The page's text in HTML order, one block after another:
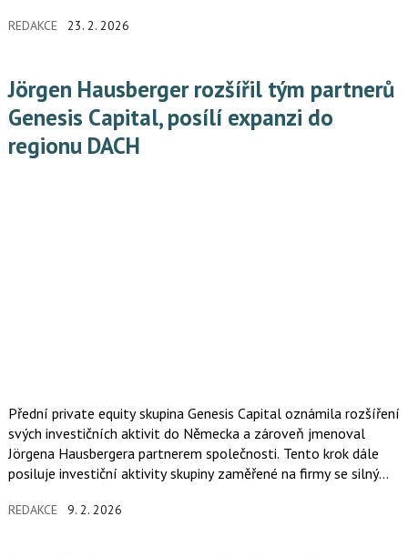
kvartále 2024.
REDAKCE 23. 2. 2026
Jörgen Hausberger rozšířil tým partnerů
Genesis Capital, posílí expanzi do
regionu DACH
Přední private equity skupina Genesis Capital oznámila rozšíření
svých investičních aktivit do Německa a zároveň jmenoval
Jörgena Hausbergera partnerem společnosti. Tento krok dále
posiluje investiční aktivity skupiny zaměřené na firmy se silným
REDAKCE 9. 2. 2026